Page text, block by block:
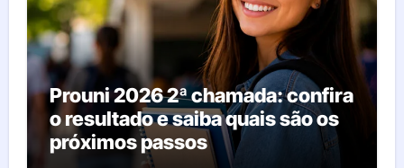
Prouni 2026 2ª chamada: confira
o resultado e saiba quais são os
próximos passos